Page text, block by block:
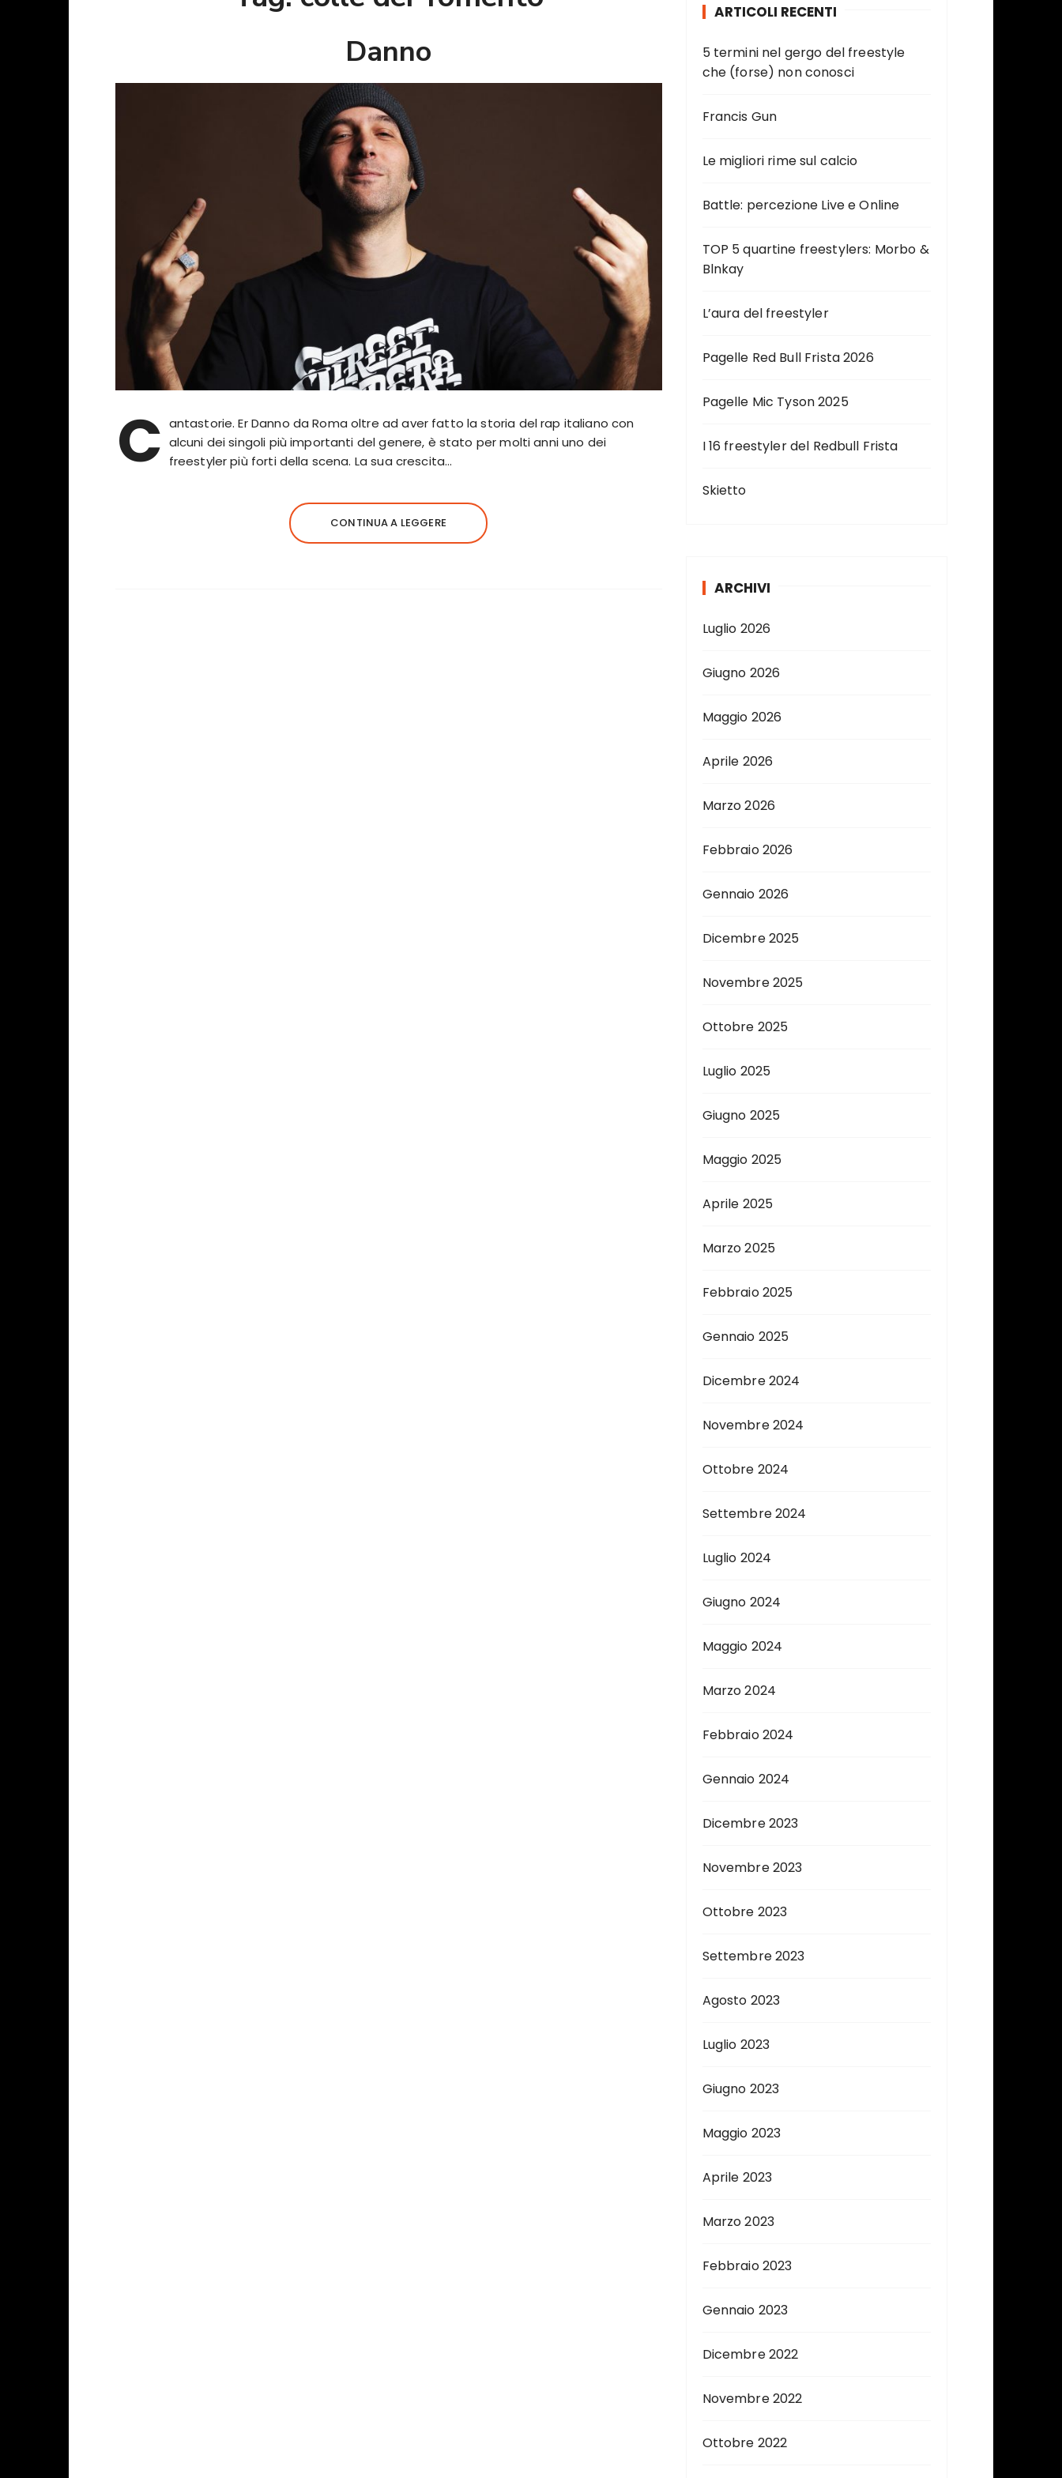
Danno
C antastorie. Er Danno da Roma oltre ad aver fatto la storia del rap italiano con
alcuni dei singoli più importanti del genere, è stato per molti anni uno dei
freestyler più forti della scena. La sua crescita…
CONTINUA A LEGGERE
ARTICOLI RECENTI
5 termini nel gergo del freestyle
che (forse) non conosci
Francis Gun
Le migliori rime sul calcio
Battle: percezione Live e Online
TOP 5 quartine freestylers: Morbo &
Blnkay
L’aura del freestyler
Pagelle Red Bull Frista 2026
Pagelle Mic Tyson 2025
I 16 freestyler del Redbull Frista
Skietto
ARCHIVI
Luglio 2026
Giugno 2026
Maggio 2026
Aprile 2026
Marzo 2026
Febbraio 2026
Gennaio 2026
Dicembre 2025
Novembre 2025
Ottobre 2025
Luglio 2025
Giugno 2025
Maggio 2025
Aprile 2025
Marzo 2025
Febbraio 2025
Gennaio 2025
Dicembre 2024
Novembre 2024
Ottobre 2024
Settembre 2024
Luglio 2024
Giugno 2024
Maggio 2024
Marzo 2024
Febbraio 2024
Gennaio 2024
Dicembre 2023
Novembre 2023
Ottobre 2023
Settembre 2023
Agosto 2023
Luglio 2023
Giugno 2023
Maggio 2023
Aprile 2023
Marzo 2023
Febbraio 2023
Gennaio 2023
Dicembre 2022
Novembre 2022
Ottobre 2022